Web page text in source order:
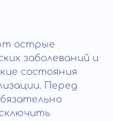
острые
заболеваний и
состояния
Перед